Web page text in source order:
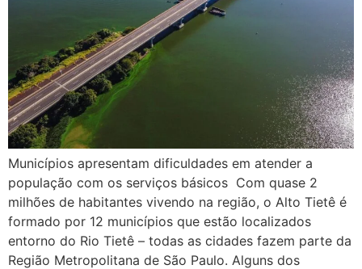
Municípios apresentam dificuldades em atender a
população com os serviços básicos Com quase 2
milhões de habitantes vivendo na região, o Alto Tietê é
formado por 12 municípios que estão localizados
entorno do Rio Tietê – todas as cidades fazem parte da
Região Metropolitana de São Paulo. Alguns dos